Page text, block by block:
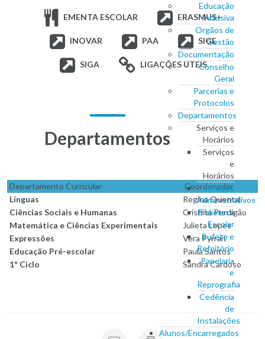
Educação
Inclusiva
Orgãos de
Gestão
Documentação
Conselho
Geral
Parcerias e
Protocolos
Departamentos
Serviços e
Horários
Serviços
e
Horários
Serviços
Administrativos
Biblioteca
Escolar
Bufete e
Refeitório
Papelaria
e
Reprografia
Cedência
de
Instalações
Alunos/Encarregados
EMENTA ESCOLAR ERASMUS+
INOVAR PAA SIGE
SIGA LIGAÇÕES ÚTEIS
Departamentos
Departamento Curricular
Coordenador
Línguas
Regina Quental
Ciências Sociais e Humanas
Cristina Perdigão
Matemática e Ciências Experimentais
Julieta Lopes
Expressões
Vera Pyrrait
Educação Pré-escolar
Paula Santos
1º Ciclo
Sandra Cardoso